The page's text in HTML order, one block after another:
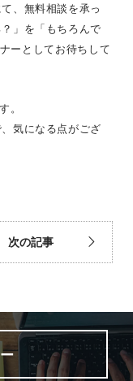
、無料相談を承っ
」を「もちろんで
ーとしてお待ちして
。
気になる点がござ
次の記事